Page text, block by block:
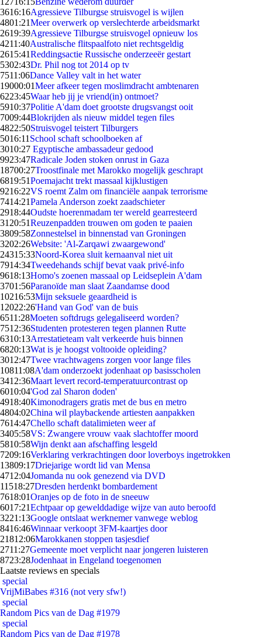
3616:16Agressieve Tilburgse struisvogel is wijlen
4801:21Meer overwerk op verslechterde arbeidsmarkt
2619:39Agressieve Tilburgse struisvogel opnieuw los
4211:40Australische flitspaalfoto niet rechtsgeldig
2615:41Reddingsactie Russische onderzeeër gestart
5302:43Dr. Phil nog tot 2014 op tv
7511:06Dance Valley valt in het water
19000:01Meer afkeer tegen moslimdracht ambtenaren
6223:45Waar heb jij je vriend(in) ontmoet?
5910:37Politie A'dam doet grootste drugsvangst ooit
7009:44Blokrijden als nieuw middel tegen files
4822:50Struisvogel teistert Tilburgers
5016:11 School schaft schoolboeken af
3010:27 Egyptische ambassadeur gedood
9923:47Radicale Joden stoken onrust in Gaza
18700:27Troostfinale met Marokko mogelijk geschrapt
6819:51Poemajacht trekt massaal kijklustigen
9216:22VS roemt Zalm om financiële aanpak terrorisme
7414:21Pamela Anderson zoekt zaadschieter
2918:44Oudste hoerenmadam ter wereld gearresteerd
31 20:51Reuzenpadden trouwen om goden te paaien
3809:58Zonnestelsel in binnenstad van Groningen
3202:26Website: 'Al-Zarqawi zwaargewond'
24315:33Noord-Korea sluit kernaanval niet uit
7914:34Tweedehands schijf bevat vaak privé-info
9618:13Homo's zoenen massaal op Leidseplein A'dam
3701:56Paranoïde man slaat Zaandamse dood
10216:53Mijn seksuele geaardheid is
12022:26'Hand van God' van de buis
6511:28Moeten softdrugs gelegaliseerd worden?
7512:36Studenten protesteren tegen plannen Rutte
6310:13Arrestatieteam valt verkeerde huis binnen
6820:13Wat is je hoogst voltooide opleiding?
3012:47Twee vrachtwagens zorgen voor lange files
10811:08A'dam onderzoekt jodenhaat op basisscholen
3412:36Maart levert record-temperatuurcontrast op
6010:04'God zal Sharon doden'
4918:40Kimonodragers gratis met de bus en metro
4804:02China wil playbackende artiesten aanpakken
7614:47Chello schaft datalimieten weer af
3405:58VS: Zwangere vrouw vaak slachtoffer moord
5810:58Wijn denkt aan afschaffing lesgeld
7209:16Verklaring verkrachtingen door loverboys ingetrokken
13809:17Driejarige wordt lid van Mensa
4712:04Jomanda nu ook genezend via DVD
11518:27Dresden herdenkt bombardement
7618:01Oranjes op de foto in de sneeuw
6017:21Echtpaar op gewelddadige wijze van auto beroofd
3221:13Google ontslaat werknemer vanwege weblog
8416:46Winnaar verkoopt 3FM-kaartjes door
21812:06Marokkanen stoppen tasjesdief
2711:27Gemeente moet verplicht naar jongeren luisteren
8723:28Jodenhaat in Engeland toegenomen
Laatste reviews en specials
special
VrijMiBabes #316 (not very sfw!)
special
Random Pics van de Dag #1979
special
Random Pics van de Dag #1978